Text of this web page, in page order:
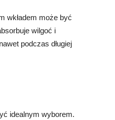
wkładem może być
wilgoć i
podczas długiej
idealnym wyborem.